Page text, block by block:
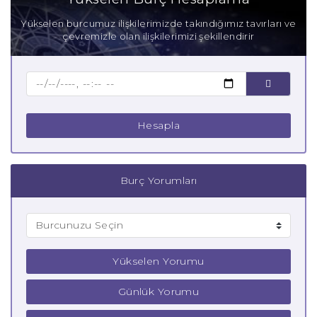
Anne İkizler Burcu
Baba İkizler Burcu
Yükselen burcumuz ilişkilerimizde takındığımız tavırları ve
çevremizle olan ilişkilerimizi şekillendirir
Hesapla
Burç Yorumları
Yükselen Yorumu
Günlük Yorumu